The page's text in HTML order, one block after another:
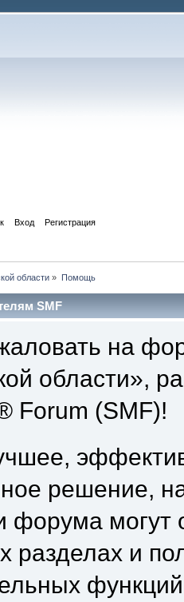
Вход Регистрация
области » Помощь
SMF
на
области»,
Forum (SMF)!
решение,
форума
разделах и